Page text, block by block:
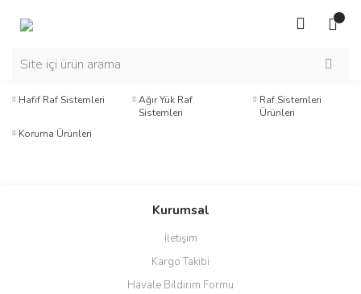
Hafif Raf Sistemleri
Ağır Yük Raf
Sistemleri
Raf Sistemleri
Ürünleri
Koruma Ürünleri
Kurumsal
İletişim
Kargo Takibi
Havale Bildirim Formu